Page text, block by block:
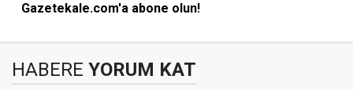
Gazetekale.com'a abone olun!
HABERE YORUM KAT